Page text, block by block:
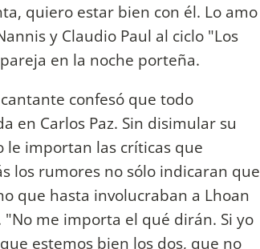
quiero estar bien con él. Lo amo
y Claudio Paul al ciclo "Los
en la noche porteña.
confesó que todo
en Carlos Paz. Sin disimular su
le importan las críticas que
los rumores no sólo indicaran que
que hasta involucraban a Lhoan
me importa el qué dirán. Si yo
estemos bien los dos, que no